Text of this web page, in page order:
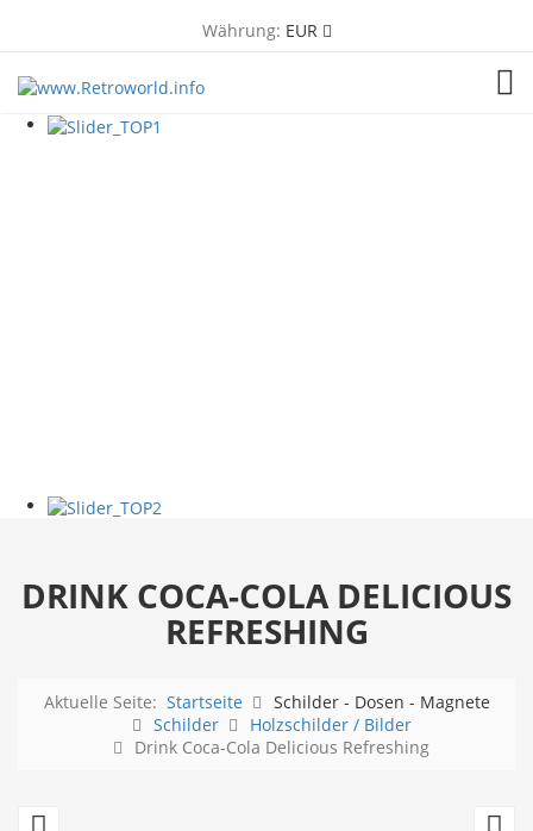
Währung: EUR
DRINK COCA-COLA DELICIOUS
REFRESHING
Aktuelle Seite: Startseite
Schilder - Dosen - Magnete
Schilder
Holzschilder / Bilder
Drink Coca-Cola Delicious Refreshing